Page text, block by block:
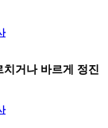
거나 바르게 정진